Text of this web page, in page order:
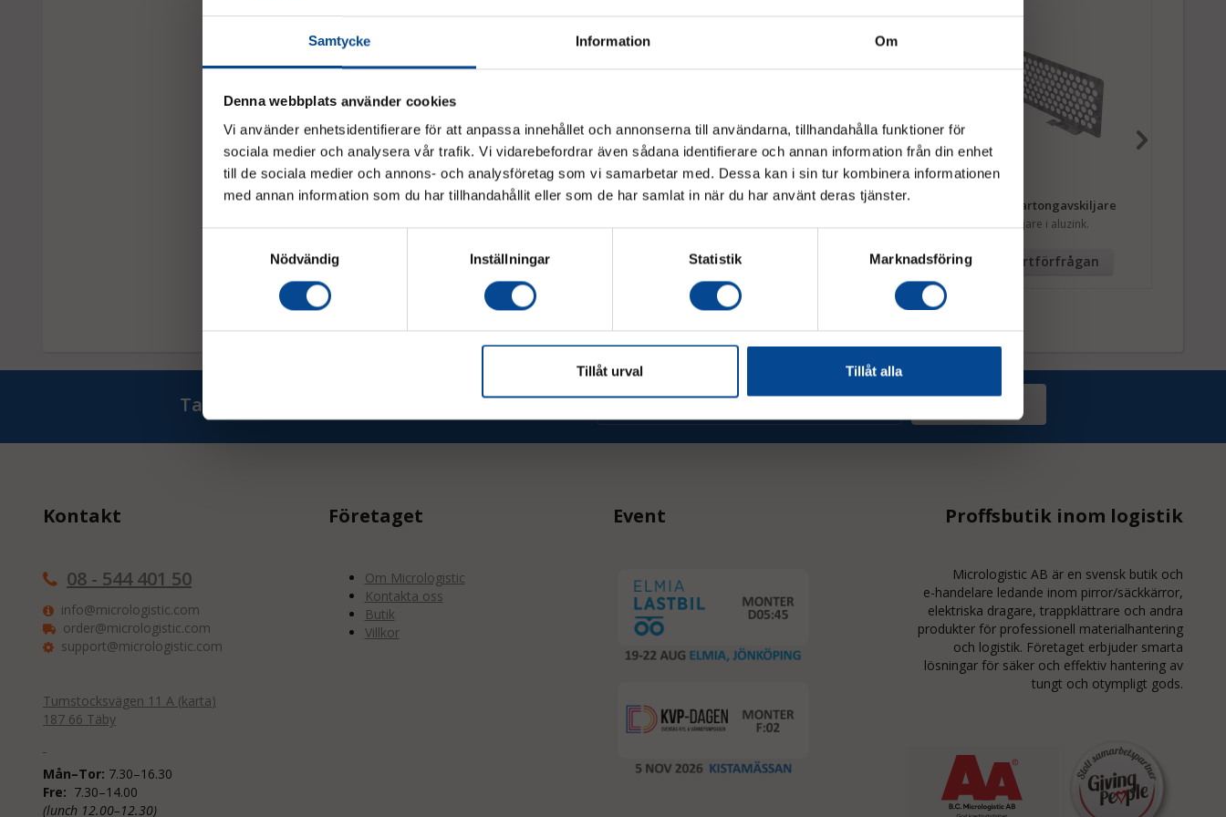
Samtycke Information Om
Denna webbplats använder cookies
Vi använder enhetsidentifierare för att anpassa innehållet och annonserna till användarna, tillhandahålla funktioner för
sociala medier och analysera vår trafik. Vi vidarebefordrar även sådana identifierare och annan information från din enhet
till de sociala medier och annons- och analysföretag som vi samarbetar med. Dessa kan i sin tur kombinera informationen
med annan information som du har tillhandahållit eller som de har samlat in när du har använt deras tjänster.
Nödvändig
Inställningar Statistik Marknadsföring
Tillåt urval Tillåt alla
Modul 300 Stege
Stege inkl. två handtag
Modul 300 Handtag
Handtag liggande, GRÅTT
Fr.343,75 kr
Modul 300 Baksidesnät RS17
(Till KM300-S17)
Offertförfrågan
Modul 300 Kartongavskiljare
Kartong avskiljare i aluzink.
Offertförfrågan
Ta del av våra bästa erbjudanden & nyheter!
Kontakt
08 - 544 401 50
info@micrologistic.com
order@micrologistic.com
support@micrologistic.com
Tumstocksvägen 11 A (karta)
187 66 Täby
Mån–Tor: 7.30–16.30
Fre: 7.30–14.00
(lunch 12.00–12.30)
Företaget
Om Micrologistic
Kontakta oss
Butik
Villkor
Event Proffsbutik inom logistik
Micrologistic AB är en svensk butik och
e-handelare ledande inom pirror/säckkärror,
elektriska dragare, trappklättrare och andra
produkter för professionell materialhantering
och logistik. Företaget erbjuder smarta
lösningar för säker och effektiv hantering av
tungt och otympligt gods.
Vänligen välj hur du vill se priserna
Exkl. moms
Inkl. moms